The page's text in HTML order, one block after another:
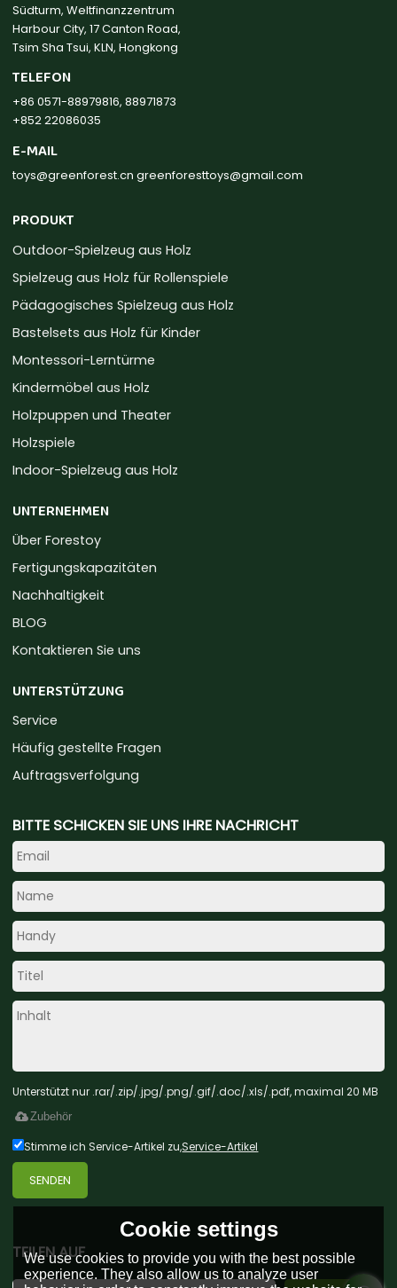
Südturm, Weltfinanzzentrum
Harbour City, 17 Canton Road,
Tsim Sha Tsui, KLN, Hongkong
TELEFON
+86 0571-88979816, 88971873
+852 22086035
E-MAIL
toys@greenforest.cn greenforesttoys@gmail.com
PRODUKT
Outdoor-Spielzeug aus Holz
Spielzeug aus Holz für Rollenspiele
Pädagogisches Spielzeug aus Holz
Bastelsets aus Holz für Kinder
Montessori-Lerntürme
Kindermöbel aus Holz
Holzpuppen und Theater
Holzspiele
Indoor-Spielzeug aus Holz
UNTERNEHMEN
Über Forestoy
Fertigungskapazitäten
Nachhaltigkeit
BLOG
Kontaktieren Sie uns
UNTERSTÜTZUNG
Service
Häufig gestellte Fragen
Auftragsverfolgung
BITTE SCHICKEN SIE UNS IHRE NACHRICHT
Unterstützt nur .rar/.zip/.jpg/.png/.gif/.doc/.xls/.pdf, maximal 20 MB
Zubehör
Stimme ich Service-Artikel zu,Service-Artikel
SENDEN
TEILEN AUF
Cookie settings
We use cookies to provide you with the best possible
experience. They also allow us to analyze user